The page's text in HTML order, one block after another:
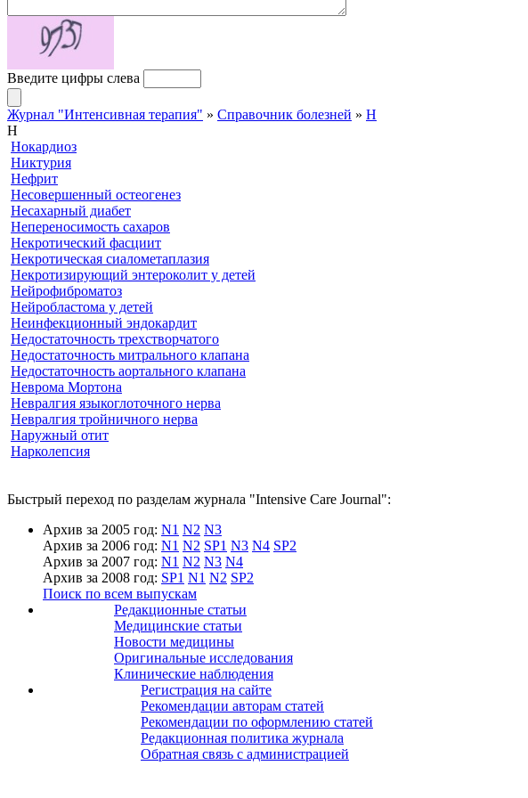
Введите цифры слева
Журнал "Интенсивная терапия" » Справочник болезней » Н
Н
Нокардиоз
Никтурия
Нефрит
Несовершенный остеогенез
Несахарный диабет
Непереносимость сахаров
Некротический фасциит
Некротическая сиалометаплазия
Некротизирующий энтероколит у детей
Нейрофиброматоз
Нейробластома у детей
Неинфекционный эндокардит
Недостаточность трехстворчатого
Недостаточность митрального клапана
Недостаточность аортального клапана
Неврома Мортона
Невралгия языкоглоточного нерва
Невралгия тройничного нерва
Наружный отит
Нарколепсия
Быстрый переход по разделам журнала "Intensive Care Journal":
Архив за 2005 год: N1 N2 N3
Архив за 2006 год: N1 N2 SP1 N3 N4 SP2
Архив за 2007 год: N1 N2 N3 N4
Архив за 2008 год: SP1 N1 N2 SP2
Поиск по всем выпускам
Редакционные статьи
Медицинские статьи
Новости медицины
Оригинальные исследования
Клинические наблюдения
Регистрация на сайте
Рекомендации авторам статей
Рекомендации по оформлению статей
Редакционная политика журнала
Обратная связь с администрацией